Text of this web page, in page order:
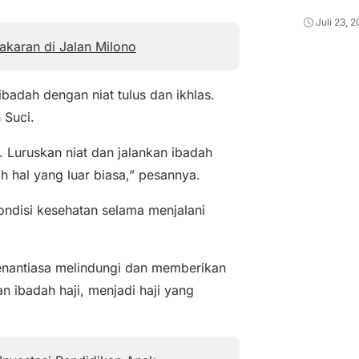
di Jalan Milono
dengan niat tulus dan ikhlas.
Suci.
Luruskan niat dan jalankan ibadah
hal yang luar biasa,” pesannya.
kesehatan selama menjalani
melindungi dan memberikan
ibadah haji, menjadi haji yang
Juli 23,